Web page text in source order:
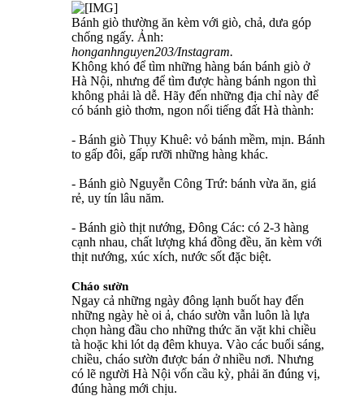
Bánh giò thường ăn kèm với giò, chả, dưa góp
chống ngấy. Ảnh:
honganhnguyen203/Instagram.
Không khó để tìm những hàng bán bánh giò ở
Hà Nội, nhưng để tìm được hàng bánh ngon thì
không phải là dễ. Hãy đến những địa chỉ này để
có bánh giò thơm, ngon nổi tiếng đất Hà thành:
- Bánh giò Thụy Khuê: vỏ bánh mềm, mịn. Bánh
to gấp đôi, gấp rưỡi những hàng khác.
- Bánh giò Nguyễn Công Trứ: bánh vừa ăn, giá
rẻ, uy tín lâu năm.
- Bánh giò thịt nướng, Đông Các: có 2-3 hàng
cạnh nhau, chất lượng khá đồng đều, ăn kèm với
thịt nướng, xúc xích, nước sốt đặc biệt.
Cháo sườn
Ngay cả những ngày đông lạnh buốt hay đến
những ngày hè oi ả, cháo sườn vẫn luôn là lựa
chọn hàng đầu cho những thức ăn vặt khi chiều
tà hoặc khi lót dạ đêm khuya. Vào các buổi sáng,
chiều, cháo sườn được bán ở nhiều nơi. Nhưng
có lẽ người Hà Nội vốn cầu kỳ, phải ăn đúng vị,
đúng hàng mới chịu.